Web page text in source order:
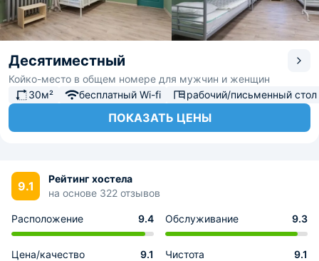
Десятиместный
Койко-место в общем номере для мужчин и женщин
30м²
бесплатный Wi-fi рабочий/письменный стол
ПОКАЗАТЬ ЦЕНЫ
9.1
Рейтинг хостела
на основе 322 отзывов
Расположение 9.4 Обслуживание 9.3
Цена/качество 9.1 Чистота 9.1